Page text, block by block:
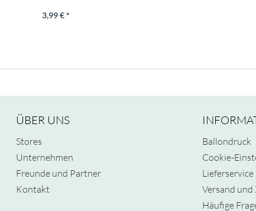
3,99 € *
ÜBER UNS
Stores
Unternehmen
Freunde und Partner
Kontakt
Ballondruck
Cookie-
Lieferservice
Versand
Häufige